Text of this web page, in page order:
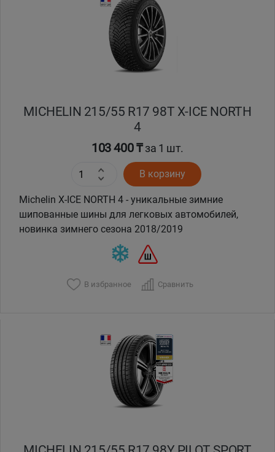
MICHELIN 215/55 R17 98T X-ICE NORTH
4
103 400 ₸за 1 шт.
В корзину
Michelin X-ICE NORTH 4 - уникальные зимние
шипованные шины для легковых автомобилей,
новинка зимнего сезона 2018/2019
В избранное Сравнить
Павлодар
Талдыкорган